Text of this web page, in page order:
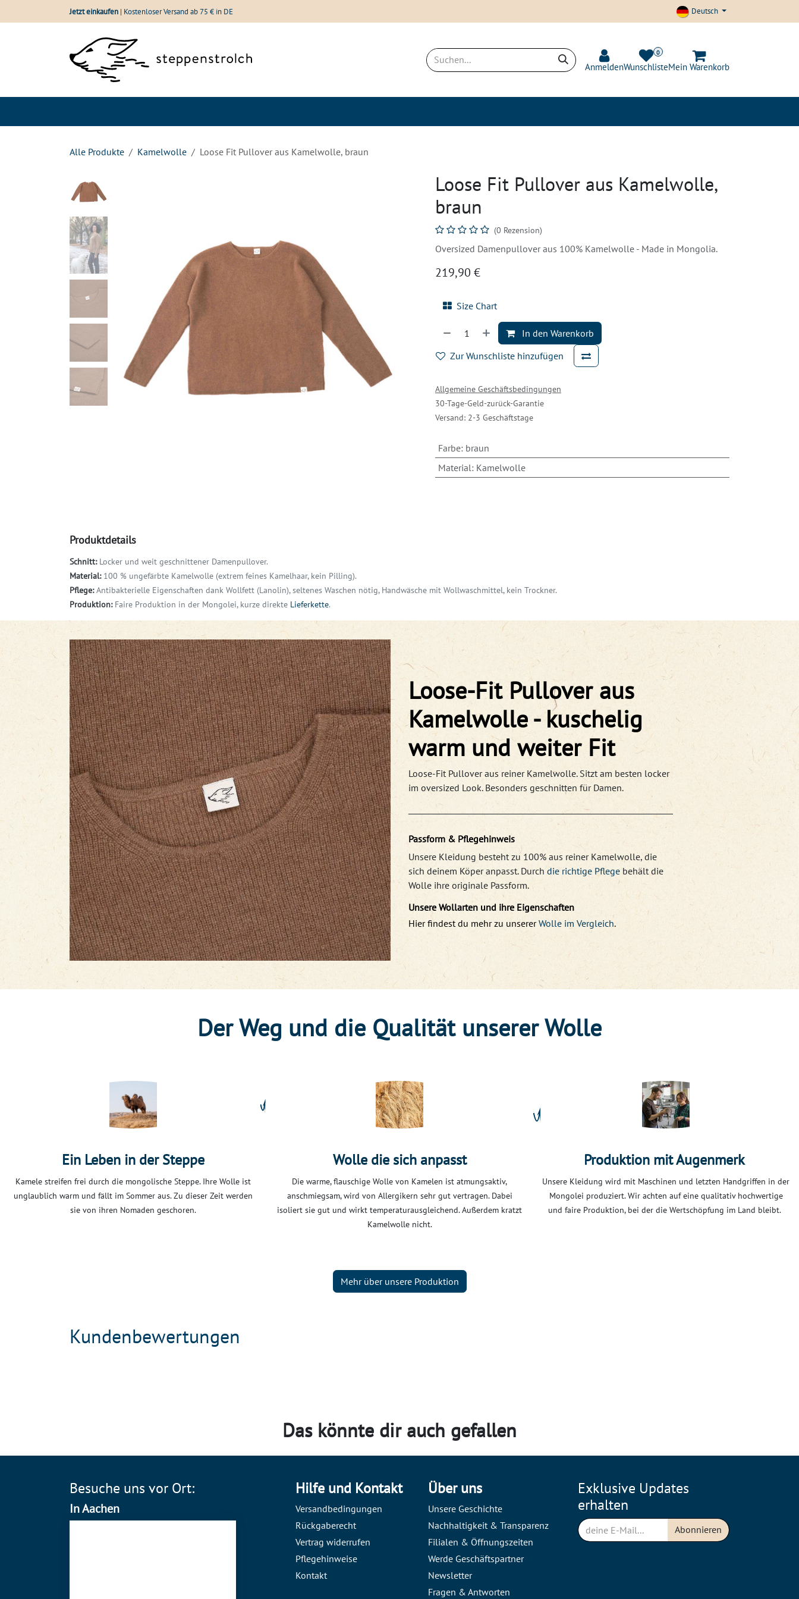
Zum Inhalt springenJetzt einkaufen | Kostenloser Versand ab 75 € in DE Deutsch
Anmelden
0
WunschlisteMein Warenkorb
Alle Produkte Kamelwolle Loose Fit Pullover aus Kamelwolle, braun
Loose Fit Pullover aus Kamelwolle,
braun
(0 Rezension)
Oversized Damenpullover aus 100% Kamelwolle - Made in Mongolia.
219,90 €
Size Chart
In den Warenkorb
Zur Wunschliste hinzufügen
Allgemeine Geschäftsbedingungen
30-Tage-Geld-zurück-Garantie
Versand: 2-3 Geschäftstage
Farbe: braun
Material: Kamelwolle
Produktdetails
Schnitt: Locker und weit geschnittener Damenpullover.
Material:100 % ungefärbte Kamelwolle (extrem feines Kamelhaar, kein Pilling).
Pflege:Antibakterielle Eigenschaften dank Wollfett (Lanolin),seltenes Waschen nötig, Handwäsche mit Wollwaschmittel, kein Trockner.
Produktion:Faire Produktion in der Mongolei, kurze direkte Lieferkette.
Loose-Fit Pullover aus
Kamelwolle - kuschelig
warm und weiter Fit
Loose-Fit Pullover aus reiner Kamelwolle. Sitzt am besten locker
im oversized Look. Besonders geschnitten für Damen.
Passform & Pflegehinweis
Unsere Kleidung besteht zu 100% aus reiner Kamelwolle, die
sich deinem Köper anpasst. Durch die richtige Pflege behält die
Wolle ihre originale Passform.
Unsere Wollarten und ihre Eigenschaften
Hier findest du mehr zu unserer Wolle im Vergleich.
Der Weg und die Qualität unserer Wolle
Ein Leben in der Steppe
Kamele streifen frei durch die mongolische Steppe. Ihre Wolle ist
unglaublich warm und fällt im Sommer aus. Zu dieser Zeit werden
sie von ihren Nomaden geschoren.
Wolle die sich anpasst
Die warme, flauschige Wolle von Kamelen ist atmungsaktiv,
anschmiegsam, wird von Allergikern sehr gut vertragen. Dabei
isoliert sie gut und wirkt temperaturausgleichend. Außerdem kratzt
Kamelwolle nicht.
Produktion mit Augenmerk
Unsere Kleidung wird mit Maschinen und letzten Handgriffen in der
Mongolei produziert. Wir achten auf eine qualitativ hochwertige
und faire Produktion, bei der die Wertschöpfung im Land bleibt.
Mehr über unsere Produktion
Kundenbewertungen
Das könnte dir auch gefallen
Besuche uns vor Ort:
In Aachen
Hilfe und Kontakt
Versandbedingungen
Rückgaberecht
Vertrag widerrufen
Pflegehinweise
Kontakt
Über uns
Unsere Geschichte
Nachhaltigkeit & Transparenz
Filialen & Öffnungszeiten
Werde Geschäftspartner
Newsletter
Fragen & Antworten
Exklusive Updates
erhalten
Abonnieren